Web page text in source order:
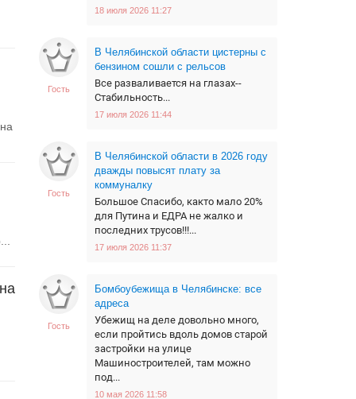
18 июля 2026 11:27
Гость
В Челябинской области цистерны с
бензином сошли с рельсов
Все разваливается на глазах--
Стабильность...
17 июля 2026 11:44
Гость
В Челябинской области в 2026 году
дважды повысят плату за
коммуналку
Большое Спасибо, както мало 20%
для Путина и ЕДРА не жалко и
последних трусов!!!...
17 июля 2026 11:37
Гость
Бомбоубежища в Челябинске: все
адреса
Убежищ на деле довольно много,
если пройтись вдоль домов старой
застройки на улице
Машиностроителей, там можно
под...
10 мая 2026 11:58